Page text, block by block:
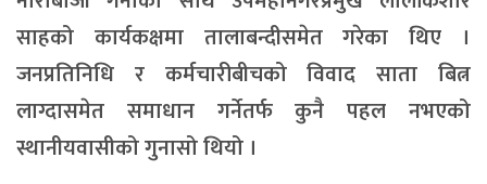
साहको कार्यकक्षमा तालाबन्दीसमेत गरेका थिए ।
जनप्रतिनिधि र कर्मचारीबीचको विवाद साता बित्न
लाग्दासमेत समाधान गर्नेतर्फ कुनै पहल नभएको
स्थानीयवासीको गुनासो थियो ।